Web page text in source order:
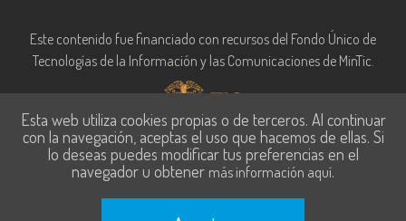
Este contenido fue financiado con recursos del Fondo Único de
Tecnologías de la Información y las Comunicaciones de MinTic.
Esta web utiliza cookies propias o de terceros. Al continuar
con la navegación, aceptas el uso que hacemos de ellas. Si
lo deseas puedes modificar tus preferencias en el
navegador u obtener más información aquí.